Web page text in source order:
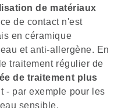
de matériaux
de contact n'est
en céramique
et anti-allergène. En
traitement régulier de
de traitement plus
- par exemple pour les
sensible.